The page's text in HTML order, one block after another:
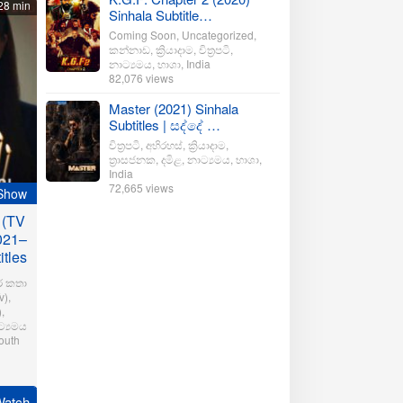
min
කතා
Sinhala Subtitle…
Coming Soon Uncategorized
කන්නාඩ ක්‍රියාදාම චිත්‍රපටි
නාට්‍යමය භාශා India
82,076 views
Master (2021) Sinhala
Subtitles | සද්දේ …
චිත්‍රපටි අභිරහස් ක්‍රියාදාම
ත්‍රාසජනක දමිළ නාට්‍යමය භාශා
India
72,665 views